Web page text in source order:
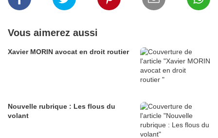
Vous aimerez aussi
Xavier MORIN avocat en droit routier
Nouvelle rubrique : Les flous du
volant